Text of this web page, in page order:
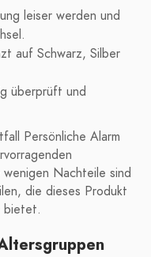
leiser werden und
auf Schwarz, Silber
überprüft und
Persönliche Alarm
Nachteile sind
die dieses Produkt
bietet.